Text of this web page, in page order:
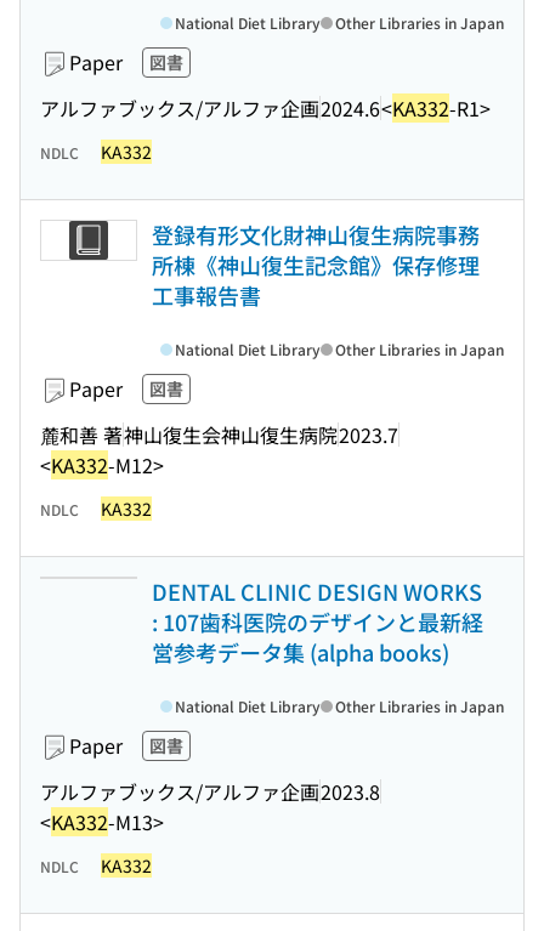
Paper 図書
アルファブックス/アルファ企画2024.6<KA332-R1>
National Diet Library Other Libraries in Japan
NDLC KA332
登録有形文化財神山復生病院事務
所棟《神山復生記念館》保存修理
工事報告書
Paper 図書
麓和善 著神山復生会神山復生病院2023.7
<KA332-M12>
National Diet Library Other Libraries in Japan
NDLC KA332
DENTAL CLINIC DESIGN WORKS
: 107歯科医院のデザインと最新経
営参考データ集 (alpha books)
Paper 図書
アルファブックス/アルファ企画2023.8
<KA332-M13>
National Diet Library Other Libraries in Japan
NDLC KA332